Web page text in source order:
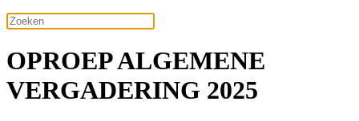
OPROEP ALGEMENE
VERGADERING 2025